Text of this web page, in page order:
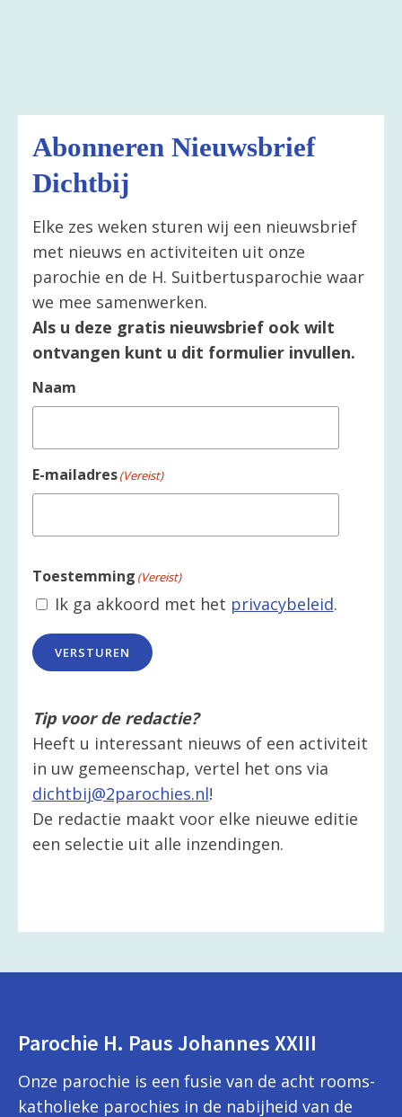
Abonneren Nieuwsbrief
Dichtbij
Elke zes weken sturen wij een nieuwsbrief
met nieuws en activiteiten uit onze
parochie en de H. Suitbertusparochie waar
we mee samenwerken.
Als u deze gratis nieuwsbrief ook wilt
ontvangen kunt u dit formulier invullen.
Naam
E-mailadres(Vereist)
Toestemming (Vereist)
Ik ga akkoord met het privacybeleid.
VERSTUREN
Tip voor de redactie?
Heeft u interessant nieuws of een activiteit
in uw gemeenschap, vertel het ons via
dichtbij@2parochies.nl!
De redactie maakt voor elke nieuwe editie
een selectie uit alle inzendingen.
Parochie H. Paus Johannes XXIII
Onze parochie is een fusie van de acht rooms-
katholieke parochies in de nabijheid van de